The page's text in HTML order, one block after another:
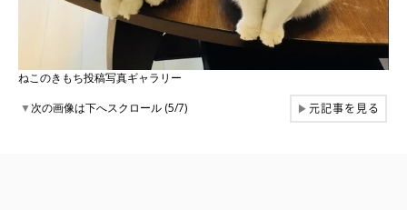
ねこのきもち投稿写真ギャラリー
▼次の画像は下へスクロール (5/7) ▶元記事を見る